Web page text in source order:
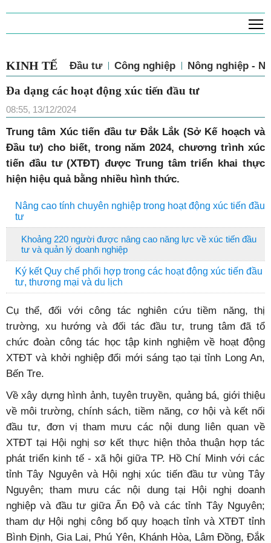
KINH TẾ Đầu tư Công nghiệp Nông nghiệp -
Đa dạng các hoạt động xúc tiến đầu tư
08:55, 13/12/2024
Trung tâm Xúc tiến đầu tư Đắk Lắk (Sở Kế hoạch và
Đầu tư) cho biết, trong năm 2024, chương trình xúc
tiến đầu tư (XTĐT) được Trung tâm triển khai thực
hiện hiệu quả bằng nhiều hình thức.
Nâng cao tính chuyên nghiệp trong hoạt động xúc tiến đầu
tư
Khoảng 220 người được nâng cao năng lực về xúc tiến đầu
tư và quản lý doanh nghiệp
Ký kết Quy chế phối hợp trong các hoạt động xúc tiến đầu
tư, thương mại và du lịch
Cụ thể, đối với công tác nghiên cứu tiềm năng, thị
trường, xu hướng và đối tác đầu tư, trung tâm đã tổ
chức đoàn công tác học tập kinh nghiệm về hoạt động
XTĐT và khởi nghiệp đổi mới sáng tạo tại tỉnh Long An,
Bến Tre.
Về xây dựng hình ảnh, tuyên truyền, quảng bá, giới thiệu
về môi trường, chính sách, tiềm năng, cơ hội và kết nối
đầu tư, đơn vị tham mưu các nội dung liên quan về
XTĐT tại Hội nghị sơ kết thực hiện thỏa thuận hợp tác
phát triển kinh tế - xã hội giữa TP. Hồ Chí Minh với các
tỉnh Tây Nguyên và Hội nghị xúc tiến đầu tư vùng Tây
Nguyên; tham mưu các nội dung tại Hội nghị doanh
nghiệp và đầu tư giữa Ấn Độ và các tỉnh Tây Nguyên;
tham dự Hội nghị công bố quy hoạch tỉnh và XTĐT tỉnh
Bình Định, Gia Lai, Phú Yên, Khánh Hòa, Lâm Đồng, Đắk